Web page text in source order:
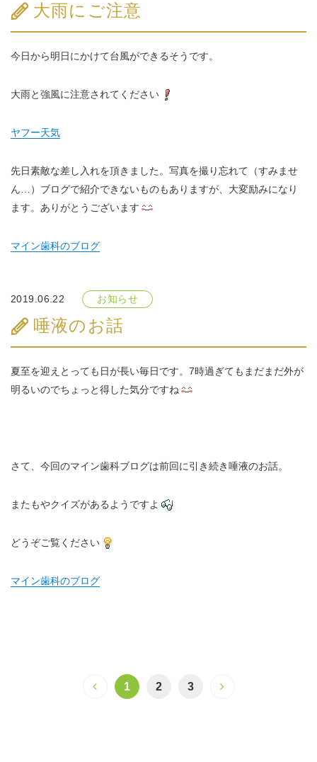
大雨にご注意
今日から明日にかけて台風ができるそうです。
大雨と強風に注意されてください
ヤフー天気
先日素敵な差し入れを頂きました。写真を撮り忘れて（すみませ
ん…）ブログで紹介できないものもありますが、大変励みになり
ます。ありがとうございます
マイン歯科のブログ
2019.06.22 お知らせ
唾液のお話
夏至を迎えとっても日が長い毎日です。7時過ぎてもまだまだ外が
明るいのでちょっと得した気分ですね
さて、今回のマイン歯科ブログは前回に引き続き唾液のお話。
またもやクイズがあるようですよ
どうぞご覧ください
マイン歯科のブログ
1 2 3